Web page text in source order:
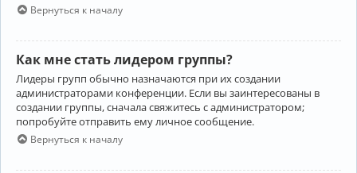
Вернуться к началу
Как мне стать лидером группы?
Лидеры групп обычно назначаются при их создании
администраторами конференции. Если вы заинтересованы в
создании группы, сначала свяжитесь с администратором;
попробуйте отправить ему личное сообщение.
Вернуться к началу